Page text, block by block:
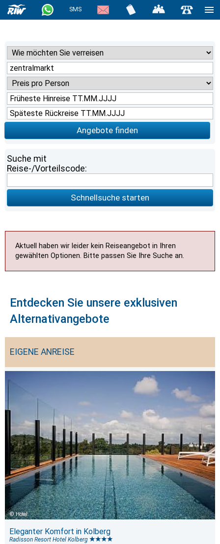
SMS
Angebote finden
Suche mit
Reise-/Vorteilscode:
Schnellsuche starten
Aktuell haben wir leider kein Reiseangebot in Ihren
gewählten Optionen. Bitte passen Sie Ihre Suche an.
Entdecken Sie unsere exklusiven
Alternativangebote
EIGENE ANREISE
Hotel
Eleganter Komfort in Kolberg
Radisson Resort Hotel Kolberg